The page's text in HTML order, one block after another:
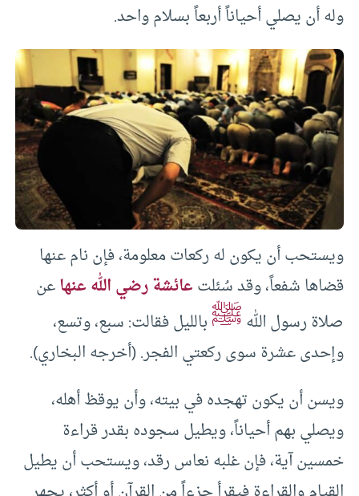
وله أن يصلي أحياناً أربعاً بسلام واحد.
ويستحب أن يكون له ركعات معلومة، فإن نام عنها
قضاها شفعاً، وقد سُئلتعائشة رضي الله عنهاعن
صلاة رسول اللهﷺبالليل فقالت: سبع، وتسع،
وإحدى عشرة سوى ركعتي الفجر. (أخرجه البخاري).
ويسن أن يكون تهجده في بيته، وأن يوقظ أهله،
ويصلي بهم أحياناً، ويطيل سجوده بقدر قراءة
خمسين آية، فإن غلبه نعاس رقد، ويستحب أن يطيل